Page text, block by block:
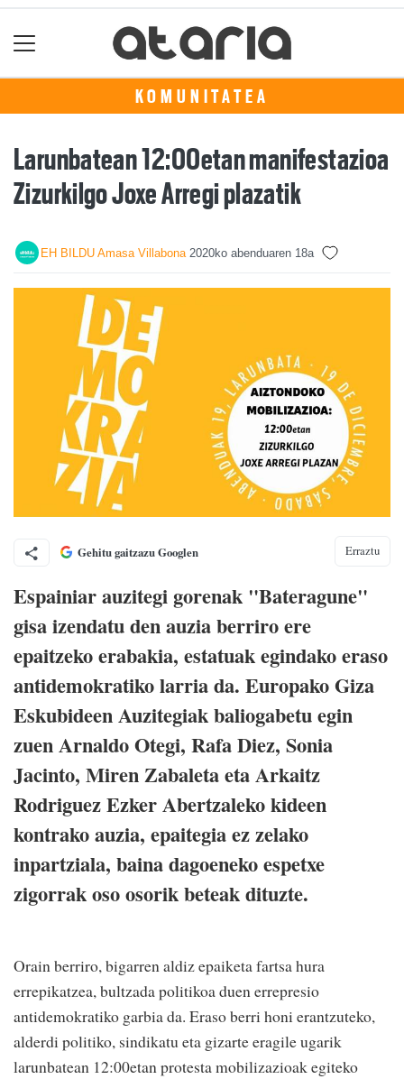
KOMUNITATEA
Larunbatean 12:00etan manifestazioa
Zizurkilgo Joxe Arregi plazatik
EH BILDU Amasa Villabona 2020ko abenduaren 18a
Gehitu gaitzazu Googlen Erraztu
Espainiar auzitegi gorenak "Bateragune"
gisa izendatu den auzia berriro ere
epaitzeko erabakia, estatuak egindako eraso
antidemokratiko larria da. Europako Giza
Eskubideen Auzitegiak baliogabetu egin
zuen Arnaldo Otegi, Rafa Diez, Sonia
Jacinto, Miren Zabaleta eta Arkaitz
Rodriguez Ezker Abertzaleko kideen
kontrako auzia, epaitegia ez zelako
inpartziala, baina dagoeneko espetxe
zigorrak oso osorik beteak dituzte.
Orain berriro, bigarren aldiz epaiketa fartsa hura
errepikatzea, bultzada politikoa duen errepresio
antidemokratiko garbia da. Eraso berri honi erantzuteko,
alderdi politiko, sindikatu eta gizarte eragile ugarik
larunbatean 12:00etan protesta mobilizazioak egiteko